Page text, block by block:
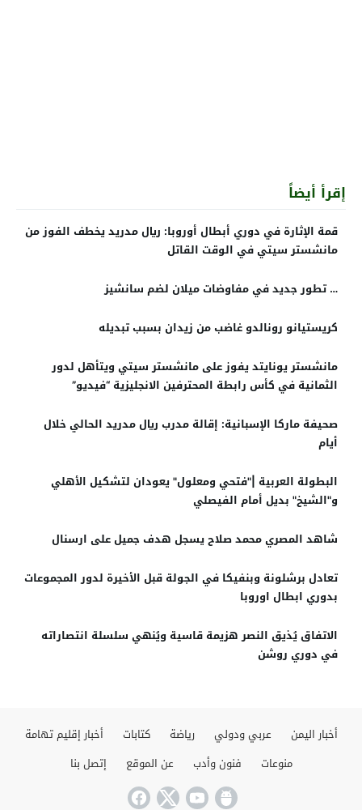
إقرأ أيضاً
قمة الإثارة في دوري أبطال أوروبا: ريال مدريد يخطف الفوز من
مانشستر سيتي في الوقت القاتل
… تطور جديد في مفاوضات ميلان لضم سانشيز
كريستيانو رونالدو غاضب من زيدان بسبب تبديله
مانشستر يونايتد يفوز على مانشستر سيتي ويتأهل لدور
الثمانية في كأس رابطة المحترفين الانجليزية “فيديو”
صحيفة ماركا الإسبانية: إقالة مدرب ريال مدريد الحالي خلال
أيام
البطولة العربية |"فتحي ومعلول" يعودان لتشكيل الأهلي
و"الشيخ" بديل أمام الفيصلي
شاهد المصري محمد صلاح يسجل هدف جميل على ارسنال
تعادل برشلونة وبنفيكا في الجولة قبل الأخيرة لدور المجموعات
بدوري ابطال اوروبا
الاتفاق يُذيق النصر هزيمة قاسية ويُنهي سلسلة انتصاراته
في دوري روشن
أخبار اليمن عربي ودولي رياضة كتابات
أخبار إقليم تهامة
منوعات
فنون وأدب عن الموقع إتصل بنا